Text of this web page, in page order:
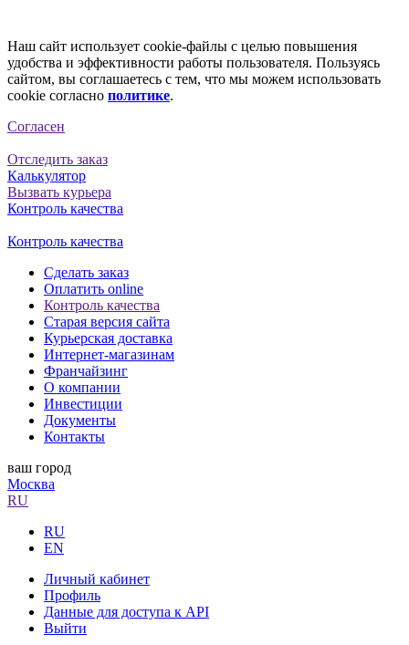
Наш сайт использует cookie-файлы с целью повышения
удобства и эффективности работы пользователя. Пользуясь
сайтом, вы соглашаетесь с тем, что мы можем использовать
cookie согласно политике.
Согласен
Отследить заказ
Калькулятор
Вызвать курьера
Контроль качества
Контроль качества
Сделать заказ
Оплатить online
Контроль качества
Старая версия сайта
Курьерская доставка
Интернет-магазинам
Франчайзинг
О компании
Инвестиции
Документы
Контакты
ваш город
Москва
RU
RU
EN
Личный кабинет
Профиль
Данные для доступа к API
Выйти